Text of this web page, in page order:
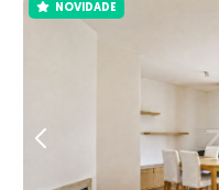
NOVIDADE